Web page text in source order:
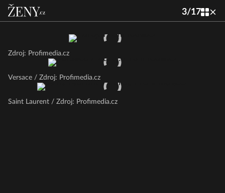
3/17
Zdroj: Profimedia.cz
Versace / Zdroj: Profimedia.cz
Saint Laurent / Zdroj: Profimedia.cz